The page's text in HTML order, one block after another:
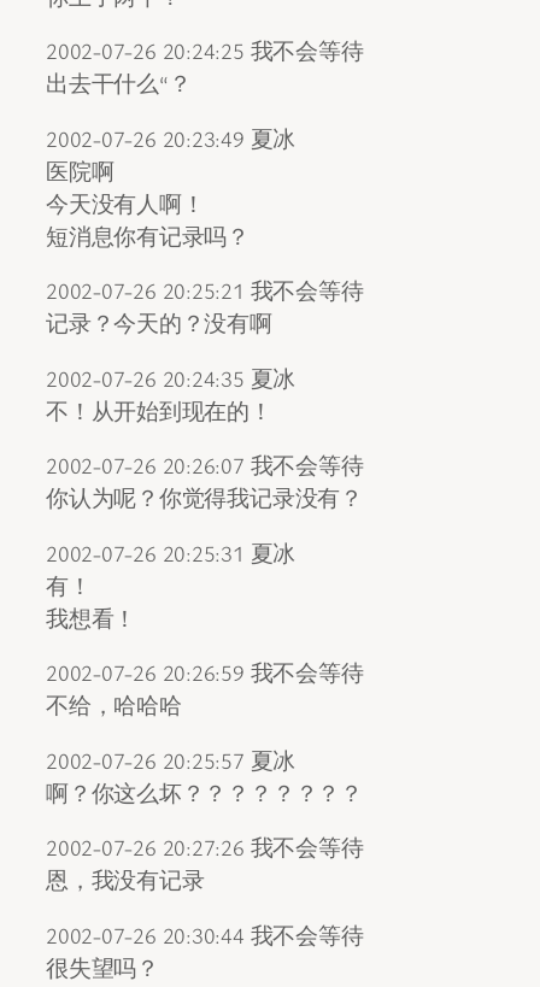
2002-07-26 20:24:25 我不会等待
出去干什么“？
2002-07-26 20:23:49 夏冰
医院啊
今天没有人啊！
短消息你有记录吗？
2002-07-26 20:25:21 我不会等待
记录？今天的？没有啊
2002-07-26 20:24:35 夏冰
不！从开始到现在的！
2002-07-26 20:26:07 我不会等待
你认为呢？你觉得我记录没有？
2002-07-26 20:25:31 夏冰
有！
我想看！
2002-07-26 20:26:59 我不会等待
不给，哈哈哈
2002-07-26 20:25:57 夏冰
啊？你这么坏？？？？？？？？
2002-07-26 20:27:26 我不会等待
恩，我没有记录
2002-07-26 20:30:44 我不会等待
很失望吗？